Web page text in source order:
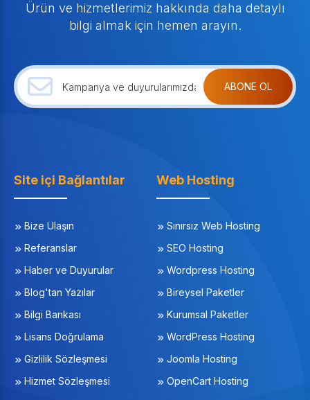
Ürün ve hizmetlerimiz hakkında daha detaylı
bilgi almak için hemen arayın.
ABONE OL
Site içi Bağlantılar
Bize Ulaşın
Referanslar
Haber ve Duyurular
Blog'tan Yazılar
Bilgi Bankası
Lisans Doğrulama
Gizlilik Sözleşmesi
Hizmet Sözleşmesi
Web Hosting
Sınırsız Web Hosting
SEO Hosting
Wordpress Hosting
Bireysel Paketler
Kurumsal Paketler
WordPress Hosting
Joomla Hosting
OpenCart Hosting